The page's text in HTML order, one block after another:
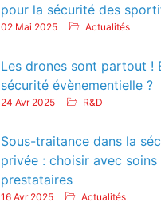
pour la sécurité des
02 Mai 2025 Actualités
Les drones sont partout !
sécurité évènementielle ?
24 Avr 2025 R&D
Sous-traitance dans la
privée : choisir avec soins
prestataires
16 Avr 2025 Actualités